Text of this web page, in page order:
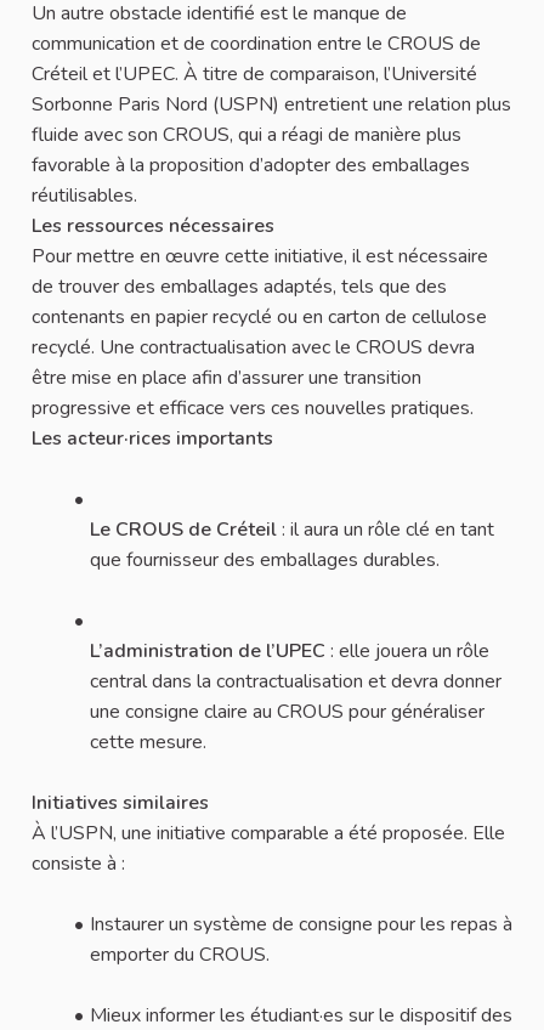
Un autre obstacle identifié est le manque de
communication et de coordination entre le CROUS de
Créteil et l’UPEC. À titre de comparaison, l’Université
Sorbonne Paris Nord (USPN) entretient une relation plus
fluide avec son CROUS, qui a réagi de manière plus
favorable à la proposition d’adopter des emballages
réutilisables.
Les ressources nécessaires
Pour mettre en œuvre cette initiative, il est nécessaire
de trouver des emballages adaptés, tels que des
contenants en papier recyclé ou en carton de cellulose
recyclé. Une contractualisation avec le CROUS devra
être mise en place afin d’assurer une transition
progressive et efficace vers ces nouvelles pratiques.
Les acteur·rices importants
Le CROUS de Créteil: il aura un rôle clé en tant
que fournisseur des emballages durables.
L’administration de l’UPEC : elle jouera un rôle
central dans la contractualisation et devra donner
une consigne claire au CROUS pour généraliser
cette mesure.
Initiatives similaires
À l’USPN, une initiative comparable a été proposée. Elle
consiste à :
Instaurer un système de consigne pour les repas à
emporter du CROUS.
Mieux informer les étudiant·es sur le dispositif des